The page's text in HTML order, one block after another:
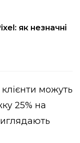
як незначні
можуть
25% на